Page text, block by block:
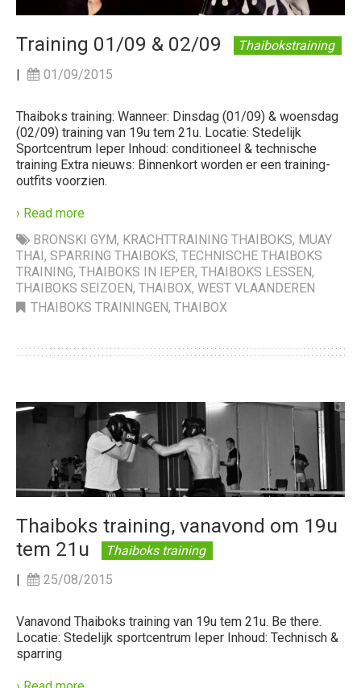
Training 01/09 & 02/09
Thaibokstraining
|
01/09/2015
Thaiboks training: Wanneer: Dinsdag (01/09) & woensdag
(02/09) training van 19u tem 21u. Locatie: Stedelijk
Sportcentrum Ieper Inhoud: conditioneel & technische
training Extra nieuws: Binnenkort worden er een training-
outfits voorzien.
› Read more
BRONSKI GYM, KRACHTTRAINING THAIBOKS, MUAY
THAI, SPARRING THAIBOKS, TECHNISCHE THAIBOKS
TRAINING, THAIBOKS IN IEPER, THAIBOKS LESSEN,
THAIBOKS SEIZOEN, THAIBOX, WEST VLAANDEREN
THAIBOKS TRAININGEN, THAIBOX
Thaiboks training, vanavond om 19u
tem 21u
Thaiboks training
|
25/08/2015
Vanavond Thaiboks training van 19u tem 21u. Be there.
Locatie: Stedelijk sportcentrum Ieper Inhoud: Technisch &
sparring